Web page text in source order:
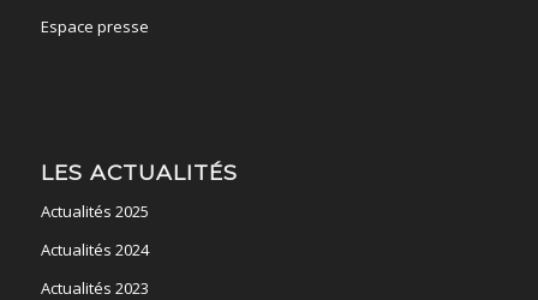
Espace presse
LES ACTUALITÉS
Actualités 2025
Actualités 2024
Actualités 2023